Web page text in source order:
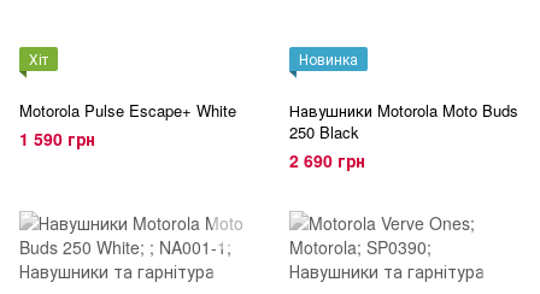
Хіт
Motorola Pulse Escape+ White
1 590 грн
Новинка
Навушники Motorola Moto Buds
250 Black
2 690 грн